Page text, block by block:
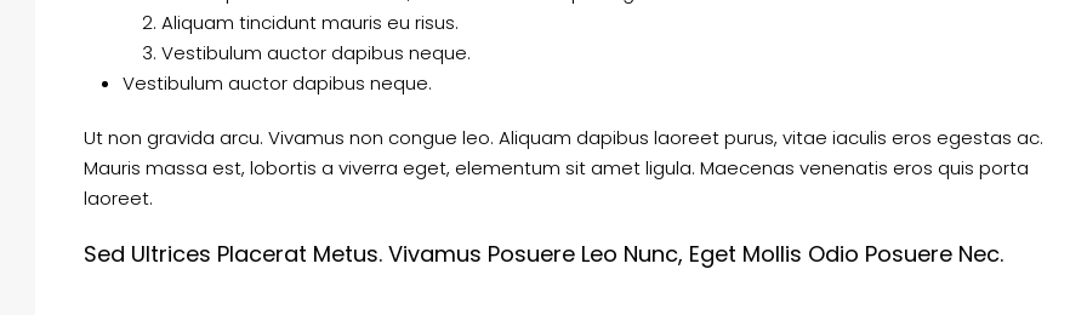
Aliquam tincidunt mauris eu risus.
Vestibulum auctor dapibus neque.
Vestibulum auctor dapibus neque.
Ut non gravida arcu. Vivamus non congue leo. Aliquam dapibus laoreet purus, vitae iaculis eros egestas ac.
Mauris massa est, lobortis a viverra eget, elementum sit amet ligula. Maecenas venenatis eros quis porta
laoreet.
Sed Ultrices Placerat Metus. Vivamus Posuere Leo Nunc, Eget Mollis Odio Posuere Nec.